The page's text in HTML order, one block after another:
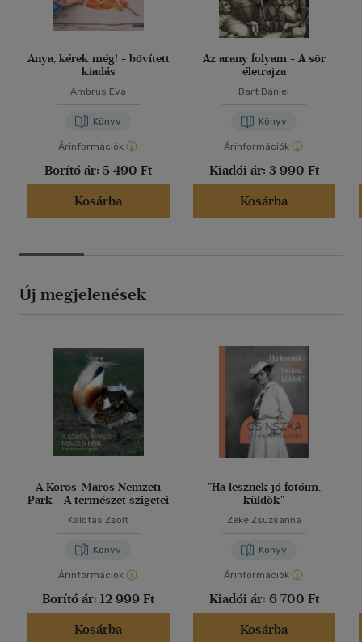
Anya, kérek még! - bővített
kiadás
Ambrus Éva
Könyv
Árinformációk
Borító ár: 5 490 Ft
Kosárba
Az arany folyam - A sör
életrajza
Bart Dániel
Könyv
Árinformációk
Kiadói ár: 3 990 Ft
Kosárba
Új megjelenések
A Körös-Maros Nemzeti
Park - A természet szigetei
Kalotás Zsolt
Könyv
Árinformációk
Borító ár: 12 999 Ft
Kosárba
"Ha lesznek jó fotóim,
küldök"
Zeke Zsuzsanna
Könyv
Árinformációk
Kiadói ár: 6 700 Ft
Kosárba